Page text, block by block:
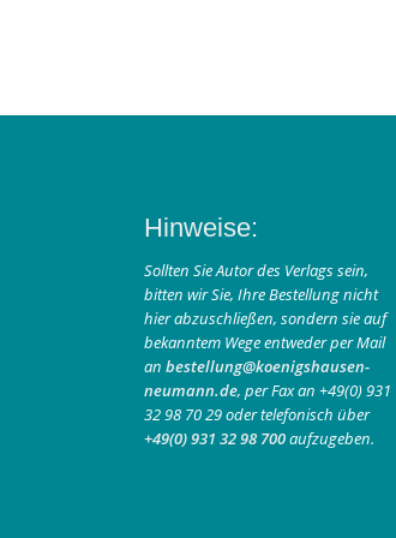
Hinweise:
Sollten Sie Autor des Verlags sein,
bitten wir Sie, Ihre Bestellung nicht
hier abzuschließen, sondern sie auf
bekanntem Wege entweder per Mail
an bestellung@koenigshausen-
neumann.de, per Fax an +49(0) 931
32 98 70 29 oder telefonisch über
+49(0) 931 32 98 700aufzugeben.